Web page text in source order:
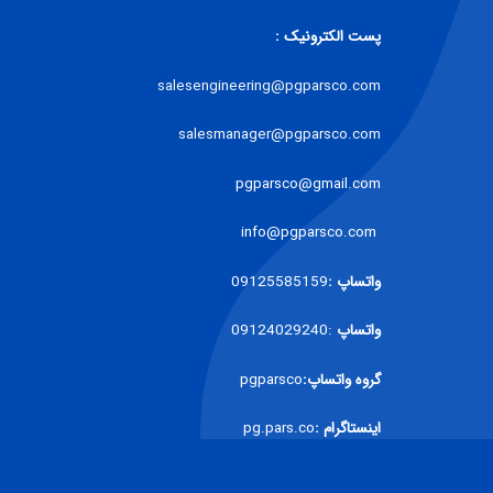
پست الکترونیک :
salesengineering@pgparsco.com
salesmanager@pgparsco.com
pgparsco@gmail.com
واتساپ :09125585159
واتساپ :09124029240
گروه واتساپ:pgparsco
اینستاگرام :pg.pars.co